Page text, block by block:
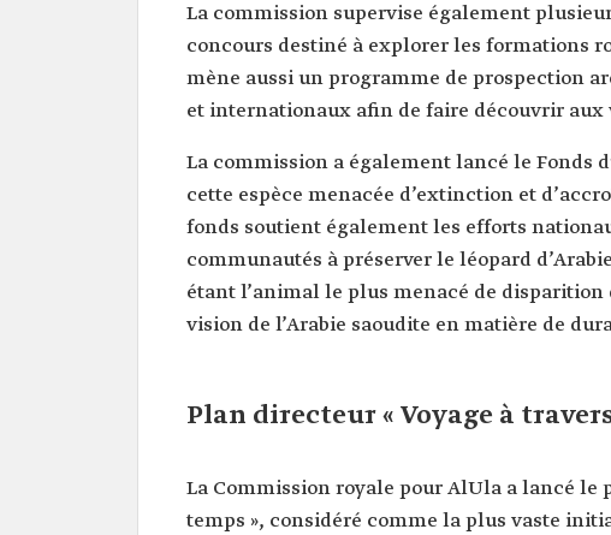
La commission supervise également
concours destiné à explorer les formations
mène aussi un programme de prospection
et internationaux afin de faire découvrir
La commission a également lancé le Fonds
cette espèce menacée d’extinction et
fonds soutient également les efforts
communautés à préserver le léopard
étant l’animal le plus menacé de
vision de l’Arabie saoudite en matière de
Plan directeur « Voyage à
La Commission royale pour AlUla a lancé le
temps », considéré comme la plus vaste